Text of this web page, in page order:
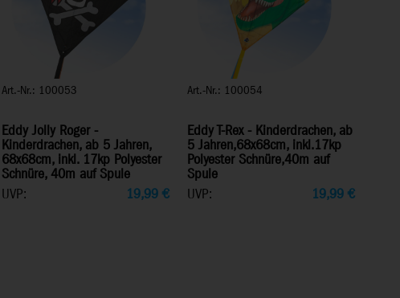
Art.-Nr.: 100053
Eddy Jolly Roger -
Kinderdrachen, ab 5 Jahren,
68x68cm, inkl. 17kp Polyester
Schnüre, 40m auf Spule
UVP:
19,99€
Art.-Nr.: 100054
Eddy T-Rex - Kinderdrachen, ab
5 Jahren,68x68cm, inkl.17kp
Polyester Schnüre,40m auf
Spule
UVP:
19,99 €